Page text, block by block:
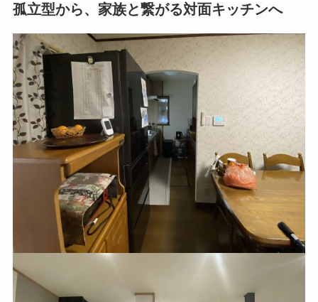
孤立型から、家族と繋がる対面キッチンへ